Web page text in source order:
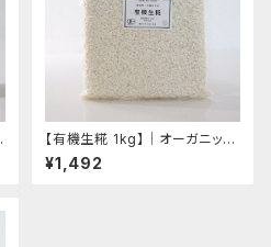
【有機生糀 1kg】│オーガニック
味噌 発酵食品 有機 調味料
¥1,492